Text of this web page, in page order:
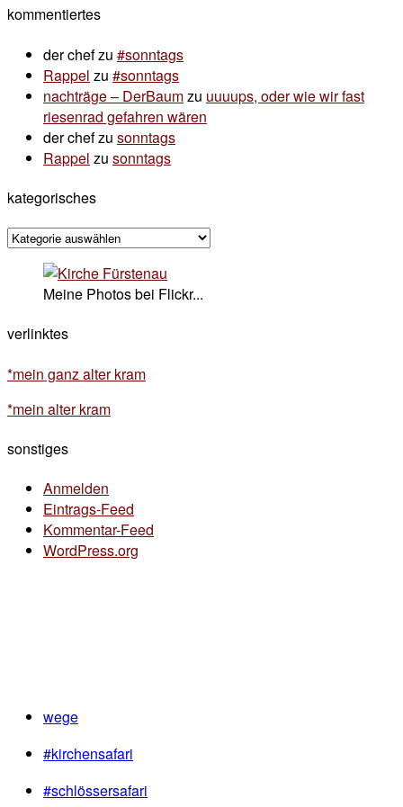
kommentiertes
der chefzu #sonntags
Rappel zu #sonntags
nachträge – DerBaumzu uuuups, oder wie wir fast
riesenrad gefahren wären
der chefzu sonntags
Rappel zu sonntags
kategorisches
kategorisches
Meine Photos bei Flickr...
verlinktes
*mein ganz alter kram
*mein alter kram
sonstiges
Anmelden
Eintrags-Feed
Kommentar-Feed
WordPress.org
wege
#kirchensafari
#schlössersafari